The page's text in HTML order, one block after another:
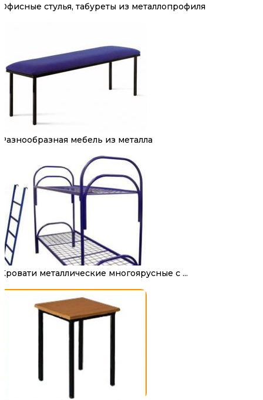
Офисные стулья, табуреты из металлопрофиля
Разнообразная мебель из металла
Кровати металлические многоярусные с ...